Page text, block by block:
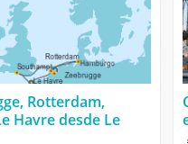
Rotterdam,
Havre desde Le